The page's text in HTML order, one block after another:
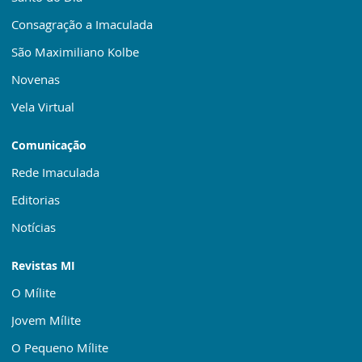
Consagração a Imaculada
São Maximiliano Kolbe
Novenas
Vela Virtual
Comunicação
Rede Imaculada
Editorias
Notícias
Revistas MI
O Mílite
Jovem Mílite
O Pequeno Mílite